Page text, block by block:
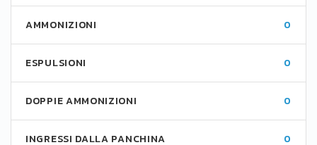
AMMONIZIONI 0
ESPULSIONI 0
DOPPIE AMMONIZIONI 0
INGRESSI DALLA PANCHINA 0